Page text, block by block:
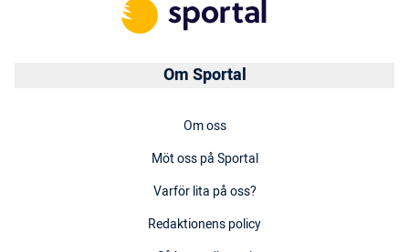
Om Sportal
Om oss
Möt oss på Sportal
Varför lita på oss?
Redaktionens policy